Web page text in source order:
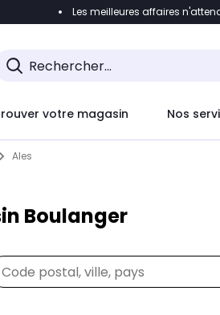
directement au contenu
Les meilleures affaires
votre magasin Nos
Ales
Boulanger